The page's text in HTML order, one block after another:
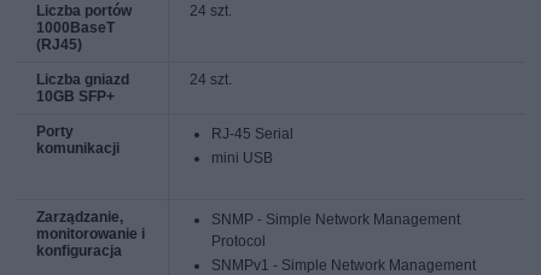
Liczba portów
1000BaseT
(RJ45)
24 szt.
Liczba gniazd
10GB SFP+
24 szt.
Porty
komunikacji
RJ-45 Serial
mini USB
Zarządzanie,
monitorowanie i
konfiguracja
SNMP - Simple Network Management
Protocol
SNMPv1 - Simple Network Management